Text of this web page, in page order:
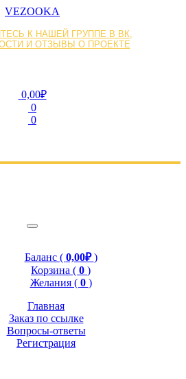
VEZOOKA
К НАШЕЙ ГРУППЕ В ВК,
И ОТЗЫВЫ О ПРОЕКТЕ
0,00₽
0
0
Баланс ( 0,00₽)
Корзина ( 0 )
Желания ( 0 )
Главная
Заказ по ссылке
Вопросы-ответы
Регистрация